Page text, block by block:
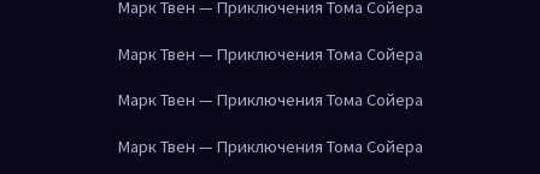
Марк Твен — Приключения Тома Сойера
Марк Твен — Приключения Тома Сойера
Марк Твен — Приключения Тома Сойера
Марк Твен — Приключения Тома Сойера